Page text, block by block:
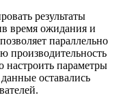
результаты
время ожидания и
параллельно
производительность
параметры
оставались